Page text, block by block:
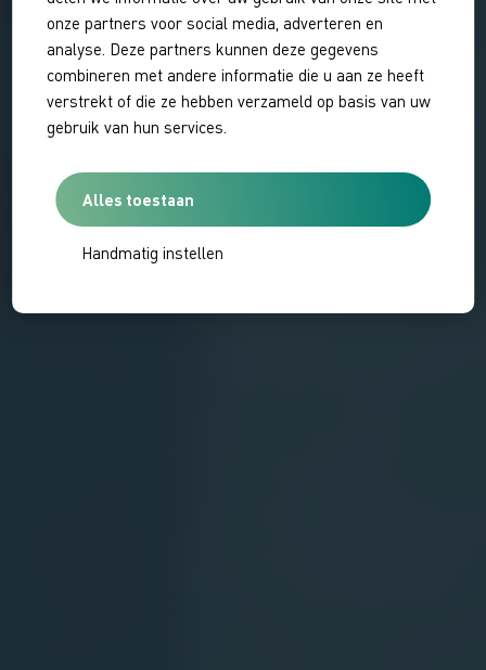
onze partners voor social media, adverteren en
analyse. Deze partners kunnen deze gegevens
combineren met andere informatie die u aan ze heeft
verstrekt of die ze hebben verzameld op basis van uw
gebruik van hun services.
Handmatig instellen
Alles toestaan